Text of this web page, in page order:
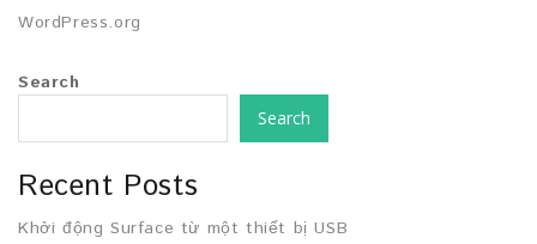
WordPress.org
Search
Search
Recent Posts
Khởi động Surface từ một thiết bị USB